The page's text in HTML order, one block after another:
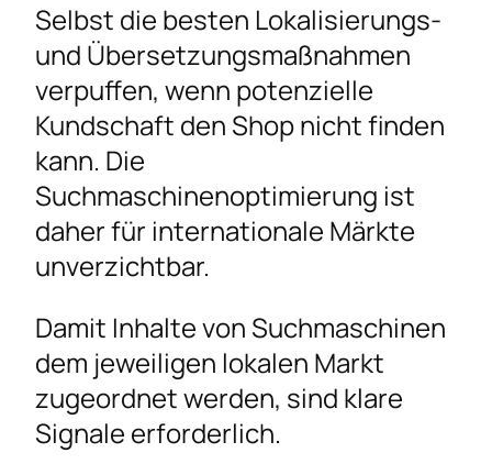
Selbst die besten Lokalisierungs-
und Übersetzungsmaßnahmen
verpuffen, wenn potenzielle
Kundschaft den Shop nicht finden
kann. Die
Suchmaschinenoptimierung ist
daher für internationale Märkte
unverzichtbar.
Damit Inhalte von Suchmaschinen
dem jeweiligen lokalen Markt
zugeordnet werden, sind klare
Signale erforderlich.